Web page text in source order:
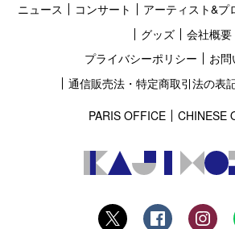
ニュース コンサート アーティスト&プ
グッズ
会社概要
プライバシーポリシー
お
通信販売法・特定商取引法の表
PARIS OFFICE
CHINESE